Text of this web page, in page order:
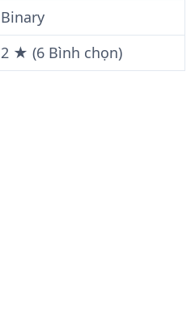
Binary
2 ★ (6 Bình chọn)